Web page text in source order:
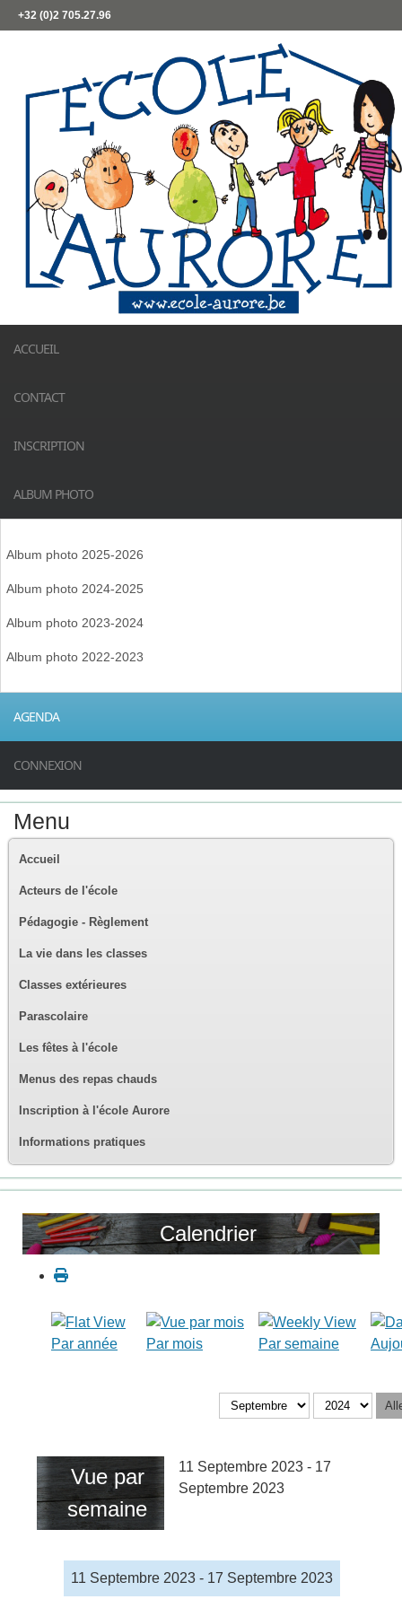
+32 (0)2 705.27.96
ACCUEIL
CONTACT
INSCRIPTION
ALBUM PHOTO
Album photo 2025-2026
Album photo 2024-2025
Album photo 2023-2024
Album photo 2022-2023
AGENDA
CONNEXION
Menu
Accueil
Acteurs de l'école
Pédagogie - Règlement
La vie dans les classes
Classes extérieures
Parascolaire
Les fêtes à l'école
Menus des repas chauds
Inscription à l'école Aurore
Informations pratiques
Calendrier
Par année Par mois Par semaine
Vue par
semaine
11 Septembre 2023 - 17
Septembre 2023
11 Septembre 2023 - 17 Septembre 2023